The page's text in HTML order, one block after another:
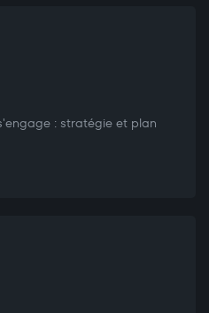
: stratégie et plan